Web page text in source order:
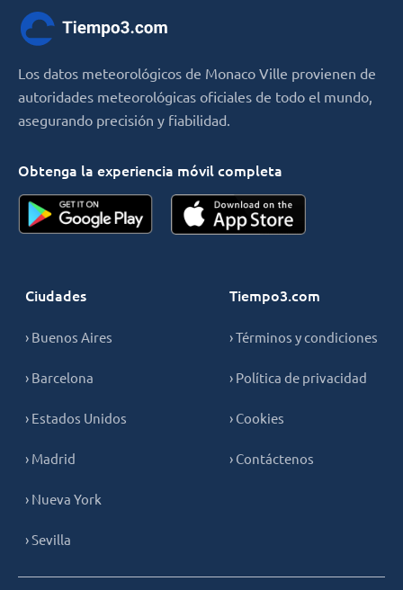
Los datos meteorológicos de Monaco Ville provienen de
autoridades meteorológicas oficiales de todo el mundo,
asegurando precisión y fiabilidad.
Obtenga la experiencia móvil completa
Ciudades
› Buenos Aires
› Barcelona
› Estados Unidos
› Madrid
› Nueva York
› Sevilla
Tiempo3.com
› Términos y condiciones
› Política de privacidad
› Cookies
› Contáctenos